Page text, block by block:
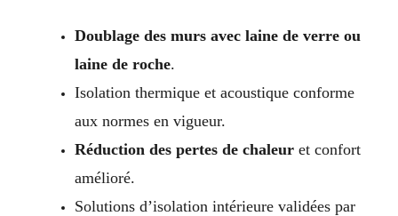
Doublage des murs avec laine de verre ou
laine de roche.
Isolation thermique et acoustique conforme
aux normes en vigueur.
Réduction des pertes de chaleuret confort
amélioré.
Solutions d’isolation intérieure validées par